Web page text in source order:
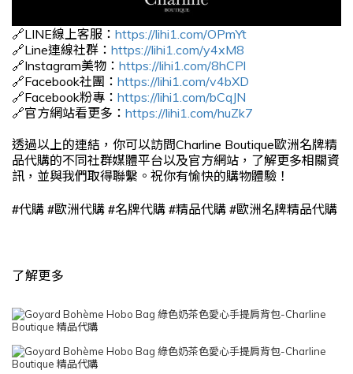
🔗LINE線上客服： https://lihi1.com/OPmYt
🔗Line連線社群： https://lihi1.com/y4xM8
🔗Instagram美物： https://lihi1.com/8hCPl
🔗Facebook社團： https://lihi1.com/v4bXD
🔗Facebook粉專： https://lihi1.com/bCqJN
🔗官方網站看更多： https://lihi1.com/huZk7
透過以上的連結，你可以訪問Charline Boutique歐洲名牌精
品代購的不同社群媒體平台以及官方網站，了解更多相關資
訊，並與我們取得聯繫。祝你有愉快的購物體驗！
#代購 #歐洲代購 #名牌代購 #精品代購 #歐洲名牌精品代購
了解更多